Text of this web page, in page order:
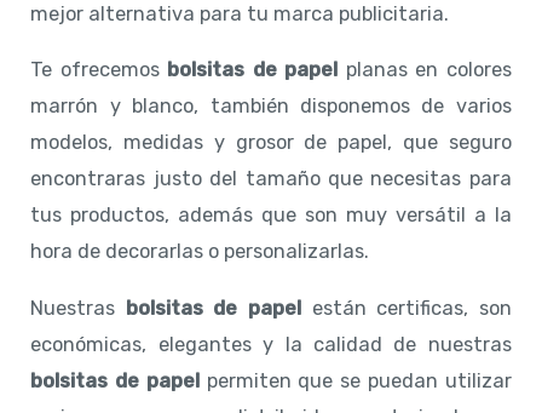
mejor alternativa para tu marca publicitaria.
Te ofrecemos bolsitas de papel planas en colores
marrón y blanco, también disponemos de varios
modelos, medidas y grosor de papel, que seguro
encontraras justo del tamaño que necesitas para
tus productos, además que son muy versátil a la
hora de decorarlas o personalizarlas.
Nuestras bolsitas de papel están certificas, son
económicas, elegantes y la calidad de nuestras
bolsitas de papelpermiten que se puedan utilizar